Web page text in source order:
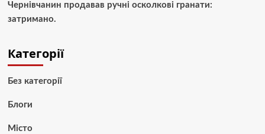
Чернівчанин продавав ручні осколкові гранати:
затримано.
Категорії
Без категорії
Блоги
Місто